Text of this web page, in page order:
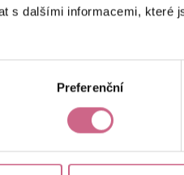
s dalšími informacemi, které
Preferenční